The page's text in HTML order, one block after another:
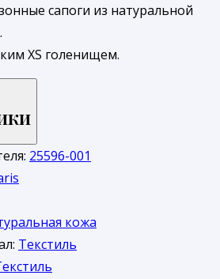
сапоги из натуральной
ХS голенищем.
25596-001
кожа
Текстиль